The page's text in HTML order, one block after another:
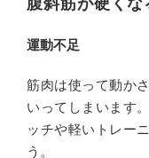
腹斜筋が硬くな
運動不足
筋肉は使って動か
いってしまいます
ッチや軽いトレー
う。